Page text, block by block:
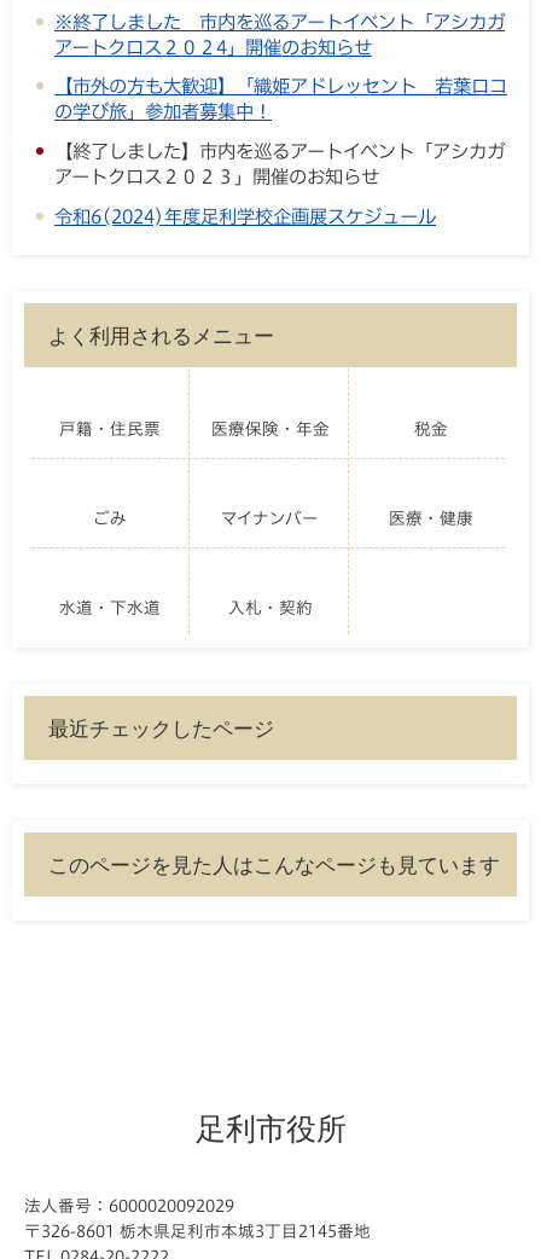
※終了しました 市内を巡るアートイベント「アシカガ
アートクロス２０２4」開催のお知らせ
【市外の方も大歓迎】「織姫アドレッセント 若葉ロコ
の学び旅」参加者募集中！
【終了しました】市内を巡るアートイベント「アシカガ
アートクロス２０２３」開催のお知らせ
令和6(2024)年度足利学校企画展スケジュール
よく利用されるメニュー
戸籍・住民票 医療保険・年金 税金
ごみ マイナンバー 医療・健康
水道・下水道 入札・契約
最近チェックしたページ
このページを見た人はこんなページも見ています
足利市役所
法人番号：6000020092029
〒326-8601 栃木県足利市本城3丁目2145番地